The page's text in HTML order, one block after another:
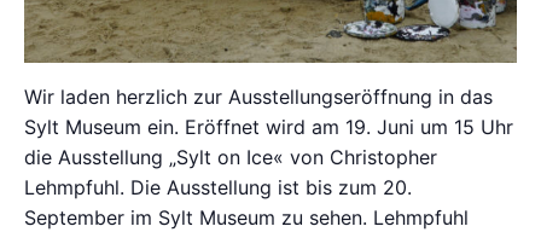
Wir laden herzlich zur Ausstellungseröffnung in das
Sylt Museum ein. Eröffnet wird am 19. Juni um 15 Uhr
die Ausstellung „Sylt on Ice« von Christopher
Lehmpfuhl. Die Ausstellung ist bis zum 20.
September im Sylt Museum zu sehen. Lehmpfuhl